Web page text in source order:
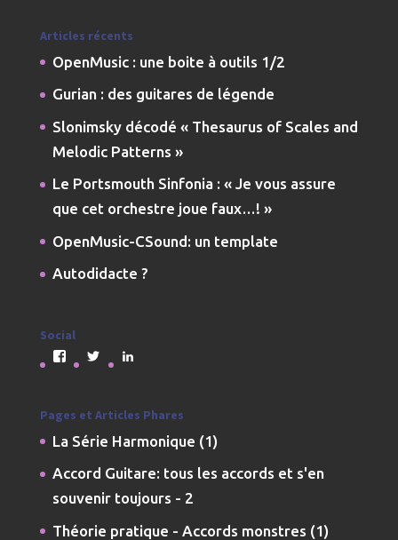
Articles récents
OpenMusic : une boite à outils 1/2
Gurian : des guitares de légende
Slonimsky décodé « Thesaurus of Scales and
Melodic Patterns »
Le Portsmouth Sinfonia : « Je vous assure
que cet orchestre joue faux…! »
OpenMusic-CSound: un template
Autodidacte ?
Social
Voir
le
jmdarremont
Facebook
Voir
le
JMDarremont
Twitter
jmdarremont
LinkedIn
Pages et Articles Phares
La Série Harmonique (1)
Accord Guitare: tous les accords et s'en
souvenir toujours - 2
Théorie pratique - Accords monstres (1)